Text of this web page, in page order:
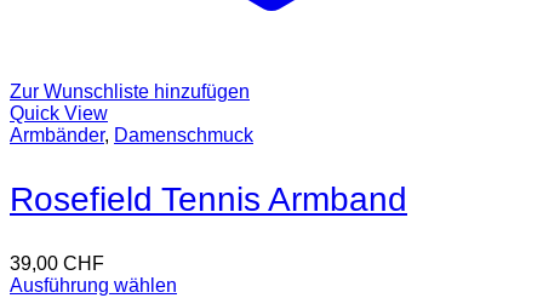
Zur Wunschliste hinzufügen
Quick View
Armbänder, Damenschmuck
Rosefield Tennis Armband
39,00 CHF
Ausführung wählen